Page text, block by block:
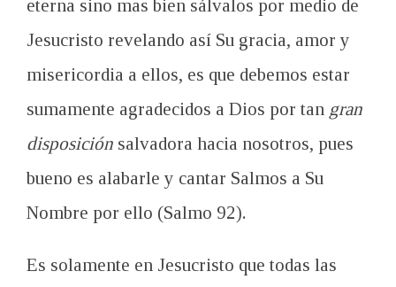
eterna sino mas bien sálvalos por medio de
Jesucristo revelando así Su gracia, amor y
misericordia a ellos, es que debemos estar
sumamente agradecidos a Dios por tan gran
disposición salvadora hacia nosotros, pues
bueno es alabarle y cantar Salmos a Su
Nombre por ello (Salmo 92).
Es solamente en Jesucristo que todas las